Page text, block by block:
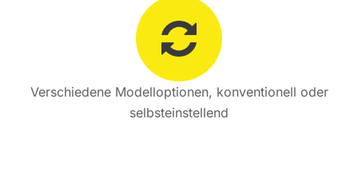
Verschiedene Modelloptionen, konventionell oder
selbsteinstellend